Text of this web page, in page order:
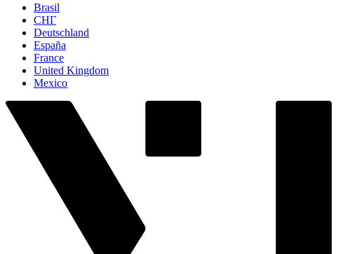
Brasil
СНГ
Deutschland
España
France
United Kingdom
Mexico